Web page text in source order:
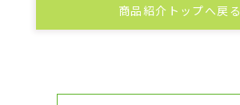
商品紹介トップへ戻る